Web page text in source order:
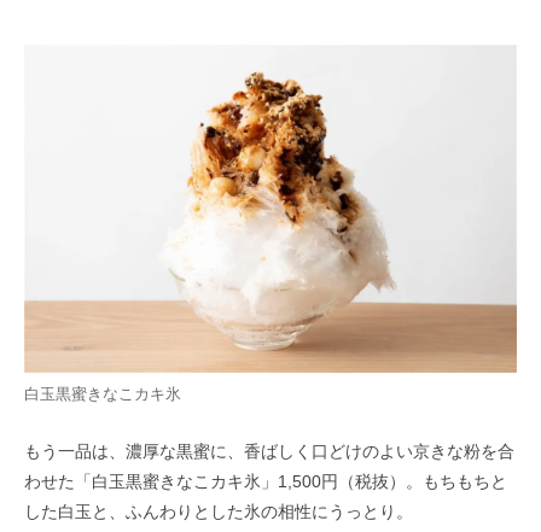
白玉黒蜜きなこカキ氷
もう一品は、濃厚な黒蜜に、香ばしく口どけのよい京きな粉を合
わせた「白玉黒蜜きなこカキ氷」1,500円（税抜）。もちもちと
した白玉と、ふんわりとした氷の相性にうっとり。